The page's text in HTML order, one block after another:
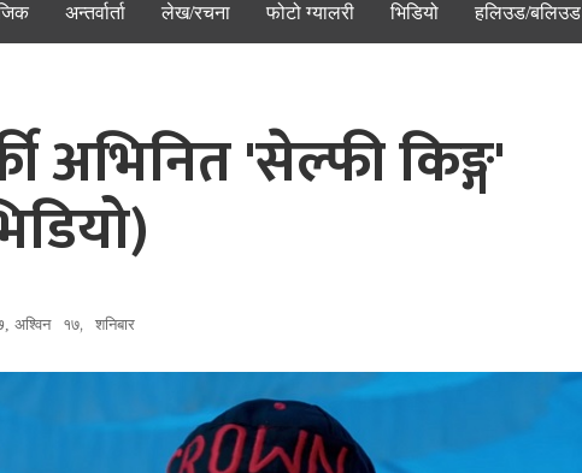
अन्तर्वार्ता लेख/रचना फोटो ग्यालरी भिडियो हलिउड/बलिउड
अभिनित 'सेल्फी किङ्ग'
अश्विन १७, शनिबार